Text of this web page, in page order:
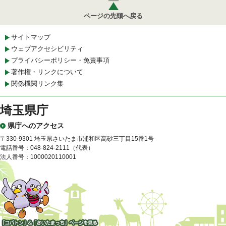
ページの先頭へ戻る
サイトマップ
ウェブアクセシビリティ
プライバシーポリシー・免責事項
著作権・リンクについて
関係機関リンク集
埼玉県庁
県庁へのアクセス
〒330-9301 埼玉県さいたま市浦和区高砂三丁目15番1号
電話番号：048-824-2111（代表）
法人番号：1000020110001